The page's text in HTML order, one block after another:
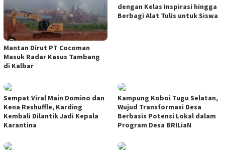
Mantan Dirut PT Cocoman
Masuk Radar Kasus Tambang
di Kalbar
dengan Kelas Inspirasi hingga
Berbagi Alat Tulis untuk Siswa
Sempat Viral Main Domino dan
Kena Reshuffle, Karding
Kembali Dilantik Jadi Kepala
Karantina
Kampung Koboi Tugu Selatan,
Wujud Transformasi Desa
Berbasis Potensi Lokal dalam
Program Desa BRILiaN